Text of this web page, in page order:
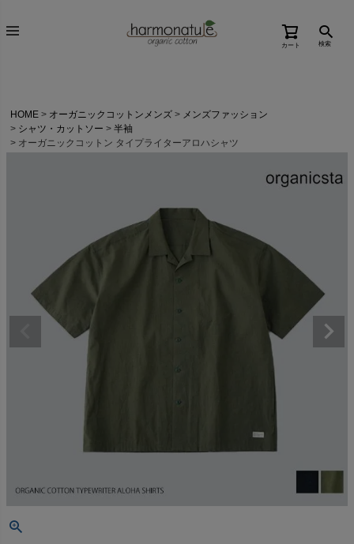
カート 検索
HOME オーガニックコットンメンズ
メンズファッション
シャツ・カットソー
半袖
オーガニックコットン タイプライターアロハシャツ